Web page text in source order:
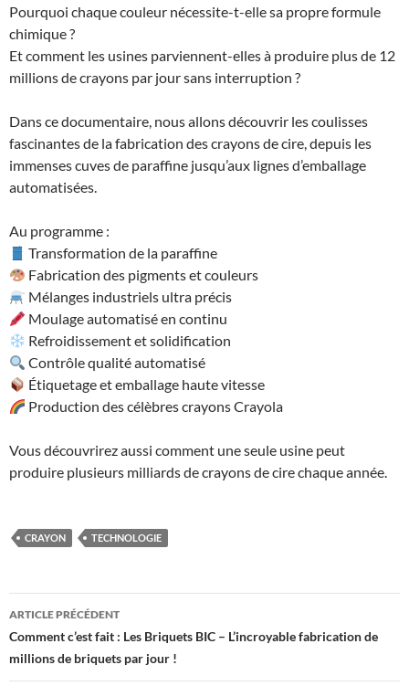
Pourquoi chaque couleur nécessite-t-elle sa propre formule
chimique ?
Et comment les usines parviennent-elles à produire plus de 12
millions de crayons par jour sans interruption ?
Dans ce documentaire, nous allons découvrir les coulisses
fascinantes de la fabrication des crayons de cire, depuis les
immenses cuves de paraffine jusqu’aux lignes d’emballage
automatisées.
Au programme :
Transformation de la paraffine
Fabrication des pigments et couleurs
Mélanges industriels ultra précis
Moulage automatisé en continu
Refroidissement et solidification
Contrôle qualité automatisé
Étiquetage et emballage haute vitesse
Production des célèbres crayons Crayola
Vous découvrirez aussi comment une seule usine peut
produire plusieurs milliards de crayons de cire chaque année.
CRAYON TECHNOLOGIE
Navigation
des
articles
ARTICLE PRÉCÉDENT
Comment c’est fait : Les Briquets BIC – L’incroyable fabrication de
millions de briquets par jour !